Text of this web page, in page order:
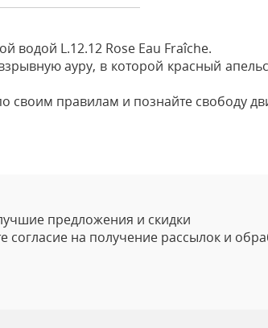
водой L.12.12 Rose Eau Fraîche.
ауру, в которой красный
своим правилам и познайте свободу
предложения и скидки
согласие на получение рассылок и